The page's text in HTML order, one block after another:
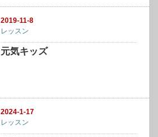
2019-11-8
レッスン
元気キッズ
2024-1-17
レッスン